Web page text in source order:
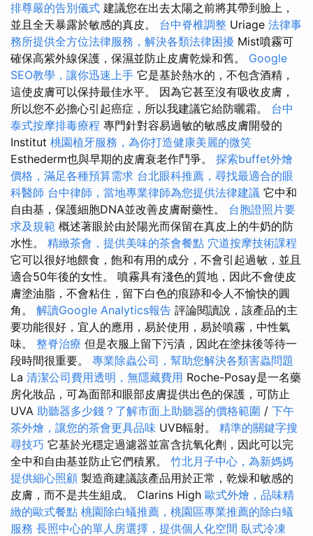
排尊嚴的告別儀式 建議您在出去太陽之前將其帶到臉上，
並且全天暴露於敏感的真皮。 台中脊椎調整 Uriage 法律事
務所提供全方位法律服務，解決各類法律困擾 Mist噴霧可
確保高紫外線保護，保濕並防止皮膚乾燥和舊。 Google
SEO教學，讓你迅速上手 它是基於熱水的，不包含酒精，
這使皮膚可以保持最佳水平。 因為它甚至沒有吸收皮膚，
所以您不必擔心引起癌症，所以我建議它給防曬霜。 台中
泰式按摩排毒療程 專門針對容易過敏的敏感皮膚開發的
Institut 桃園植牙服務，為你打造健康美麗的微笑
Esthederm也與早期的皮膚衰老作鬥爭。 探索buffet外燴
價格，滿足各種預算需求 台北眼科推薦，尋找最適合的眼
科醫師 台中律師，當地專業律師為您提供法律建議 它中和
自由基，保護細胞DNA並改善皮膚耐藥性。 台胞證照片要
求及規範 概述著眼於由於陽光而保留在真皮上的牛奶的防
水性。 精緻茶會，提供美味的茶會餐點 穴道按摩技術課程
它可以很好地餵食，飽和有用的成分，不會引起過敏，並且
適合50年後的女性。 噴霧具有淺色的質地，因此不會使皮
膚塗油脂，不會粘住，留下白色的痕跡和令人不愉快的圓
角。 解讀Google Analytics報告 評論閱讀說，該產品的主
要功能很好，宜人的應用，易於使用，易於噴霧，中性氣
味。 整脊治療 但是衣服上留下污漬，因此在塗抹後等待一
段時間很重要。 專業除蟲公司，幫助您解決各類害蟲問題
La 清潔公司費用透明，無隱藏費用 Roche-Posay是一名藥
房化妝品，可為面部和眼部皮膚提供出色的保護，可防止
UVA 助聽器多少錢？了解市面上助聽器的價格範圍 / 下午
茶外燴，讓您的茶會更具品味 UVB輻射。 精準的關鍵字搜
尋技巧 它基於光穩定過濾器並富含抗氧化劑，因此可以完
全中和自由基並防止它們積累。 竹北月子中心，為新媽媽
提供細心照顧 製造商建議該產品用於正常，乾燥和敏感的
皮膚，而不是共生組成。 Clarins High 歐式外燴，品味精
緻的歐式餐點 桃園除白蟻推薦，桃園區專業推薦的除白蟻
服務 長照中心的單人房選擇，提供個人化空間 臥式冷凍